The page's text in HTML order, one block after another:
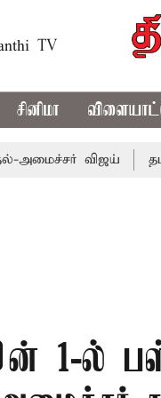
TV
சினிமா
விஜய் தமிழக
1-ல்